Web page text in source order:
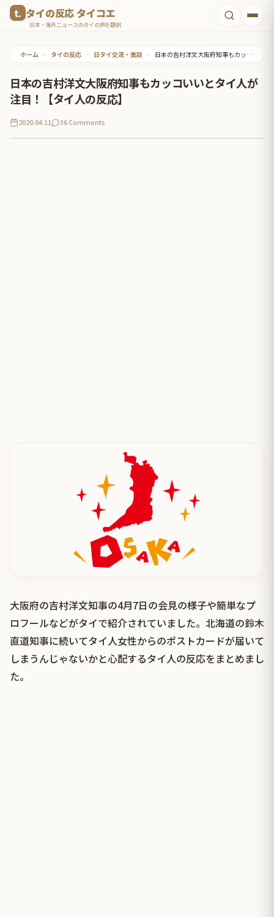
タイの反応 タイコエ
日本・海外ニュースのタイの声を翻訳
ホーム • タイの反応 • 日タイ交流・美談 • 日本の吉村洋文大阪府知事もカッコいいとタイ人が注目！【タイ人の反応】
日本の吉村洋文大阪府知事もカッコいいとタイ人が
注目！【タイ人の反応】
2020.04.11 36 Comments
大阪府の吉村洋文知事の4月7日の会見の様子や簡単なプ
ロフールなどがタイで紹介されていました。北海道の鈴木
直道知事に続いてタイ人女性からのポストカードが届いて
しまうんじゃないかと心配するタイ人の反応をまとめまし
た。